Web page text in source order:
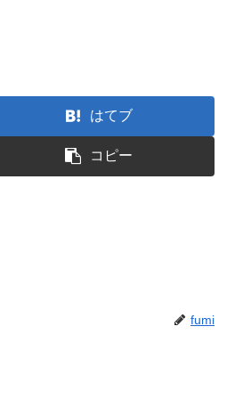
はてブ
コピー
fumi